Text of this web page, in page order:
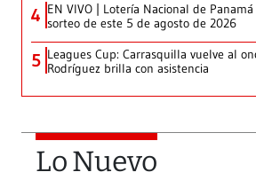
4 EN VIVO | Lotería Nacional de
sorteo de este 5 de agosto de 2026
5 Leagues Cup: Carrasquilla vuelve al
Rodríguez brilla con asistencia
Lo Nuevo